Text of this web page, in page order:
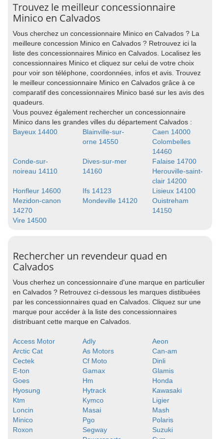
Trouvez le meilleur concessionnaire
Minico en Calvados
Vous cherchez un concessionnaire Minico en Calvados ? La
meilleure concession Minico en Calvados ? Retrouvez ici la
liste des concessionnaires Minico en Calvados. Localisez les
concessionnaires Minico et cliquez sur celui de votre choix
pour voir son téléphone, coordonnées, infos et avis. Trouvez
le meilleur concessionnaire Minico en Calvados grâce à ce
comparatif des concessionnaires Minico basé sur les avis des
quadeurs.
Vous pouvez également rechercher un concessionnaire
Minico dans les grandes villes du département Calvados :
Bayeux 14400
Blainville-sur-
orne 14550
Caen 14000
Colombelles
14460
Conde-sur-
noireau 14110
Dives-sur-mer
14160
Falaise 14700
Herouville-saint-
clair 14200
Honfleur 14600
Ifs 14123
Lisieux 14100
Mezidon-canon
14270
Mondeville 14120
Ouistreham
14150
Vire 14500
Rechercher un revendeur quad en
Calvados
Vous cherhez un concessionnaire d'une marque en particulier
en Calvados ? Retrouvez ci-dessous les marques distibuées
par les concessionnaires quad en Calvados. Cliquez sur une
marque pour accéder à la liste des concessionnaires
distribuant cette marque en Calvados.
Access Motor Adly
Aeon
Arctic Cat
As Motors
Can-am
Cectek
Cf Moto
Dinli
E-ton
Gamax
Glamis
Goes
Hm
Honda
Hyosung
Hytrack
Kawasaki
Ktm
Kymco
Ligier
Loncin
Masai
Mash
Minico
Pgo
Polaris
Roxon
Segway
Suzuki